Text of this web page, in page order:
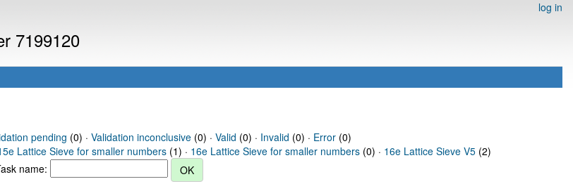
log in
7199120
pending (0) · Validation inconclusive(0) · Valid (0) · Invalid (0) · Error(0)
Lattice Sieve for smaller numbers (1) · 16e Lattice Sieve for smaller numbers (0) · 16e Lattice Sieve V5 (2)
name: